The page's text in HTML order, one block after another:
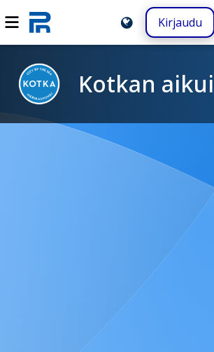
Kirjaudu
Kotkan